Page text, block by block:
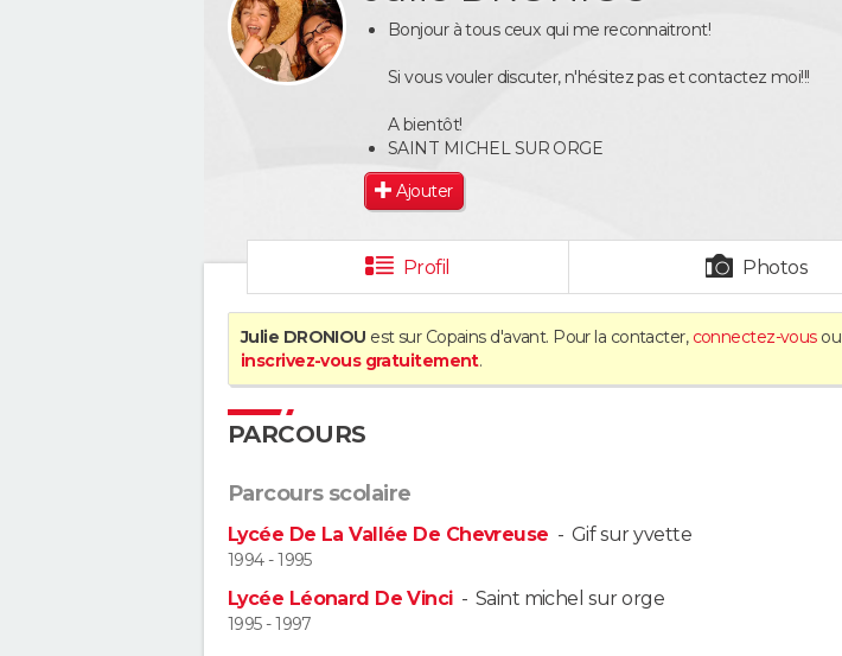
Bonjour à tous ceux qui me reconnaitront!
Si vous vouler discuter, n'hésitez pas et contactez moi!!!
A bientôt!
SAINT MICHEL SUR ORGE
Ajouter
Profil Photos
Julie DRONIOU est sur Copains d'avant. Pour la contacter, connectez-vousou
inscrivez-vous gratuitement.
PARCOURS
Parcours scolaire
Lycée De La Vallée De Chevreuse - Gif sur yvette
1994 - 1995
Lycée Léonard De Vinci- Saint michel sur orge
1995 - 1997